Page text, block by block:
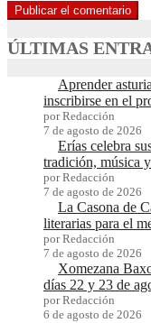
ÚLTIMAS
Aprender
inscribirse en el
por Redacción
7 de agosto de 2026
Erías celebra
tradición, música
por Redacción
7 de agosto de 2026
La Casona de
literarias para el
por Redacción
7 de agosto de 2026
Xomezana
días 22 y 23 de
por Redacción
6 de agosto de 2026